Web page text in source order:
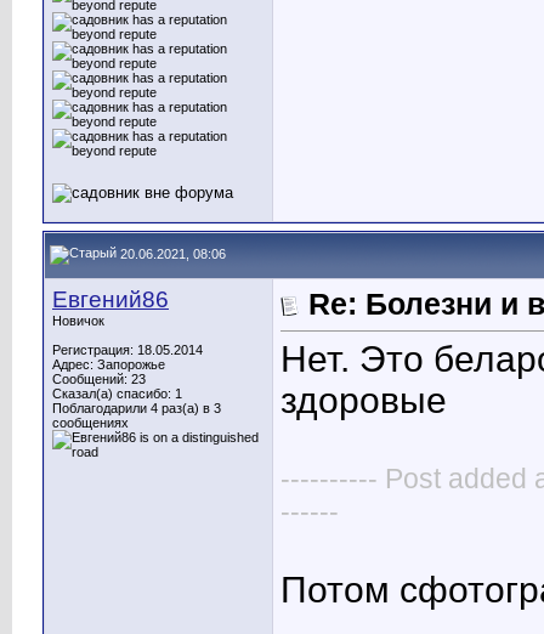
20.06.2021, 08:06
Евгений86
Новичок
Регистрация: 18.05.2014
Адрес: Запорожье
Сообщений: 23
Сказал(а) спасибо: 1
Поблагодарили 4 раз(а) в 3
сообщениях
Re: Болезни и
Нет. Это
здоровые
---------- Post added
------
Потом